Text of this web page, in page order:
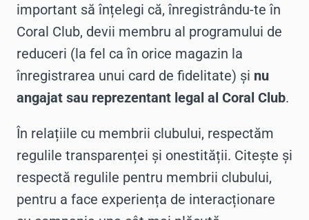
important să înțelegi că, înregistrându-te în
Coral Club, devii membru al programului de
reduceri (la fel ca în orice magazin la
înregistrarea unui card de fidelitate) și nu
angajat sau reprezentant legal al Coral Club.
În relațiile cu membrii clubului, respectăm
regulile transparenței și onestității. Citește și
respectă regulile pentru membrii clubului,
pentru a face experiența de interacționare